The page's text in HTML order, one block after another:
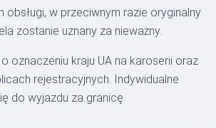
w przeciwnym razie oryginalny
zostanie uznany za nieważny.
oznaczeniu kraju UA na karoserii oraz
rejestracyjnych. Indywidualne
do wyjazdu za granicę.